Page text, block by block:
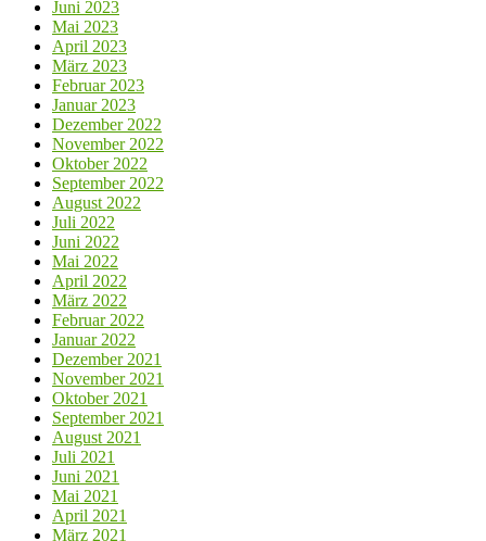
Juni 2023
Mai 2023
April 2023
März 2023
Februar 2023
Januar 2023
Dezember 2022
November 2022
Oktober 2022
September 2022
August 2022
Juli 2022
Juni 2022
Mai 2022
April 2022
März 2022
Februar 2022
Januar 2022
Dezember 2021
November 2021
Oktober 2021
September 2021
August 2021
Juli 2021
Juni 2021
Mai 2021
April 2021
März 2021